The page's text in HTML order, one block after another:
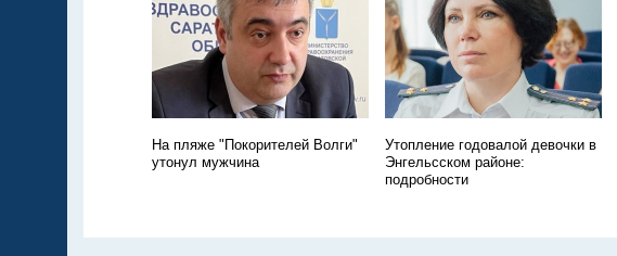
На пляже "Покорителей Волги"
утонул мужчина
Утопление годовалой девочки в
Энгельсском районе:
подробности